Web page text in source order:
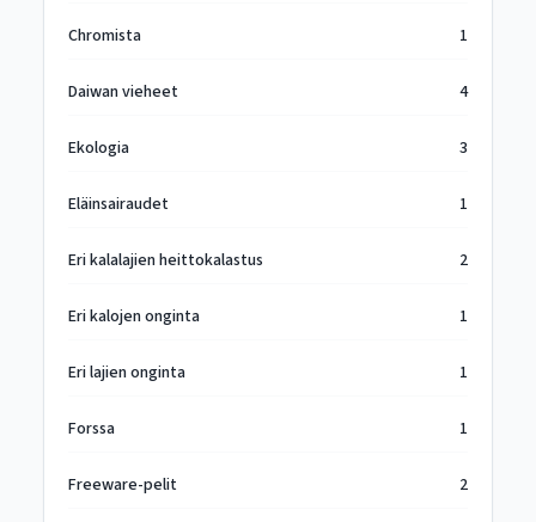
Chromista 1
Daiwan vieheet 4
Ekologia 3
Eläinsairaudet 1
Eri kalalajien heittokalastus 2
Eri kalojen onginta 1
Eri lajien onginta 1
Forssa 1
Freeware-pelit 2